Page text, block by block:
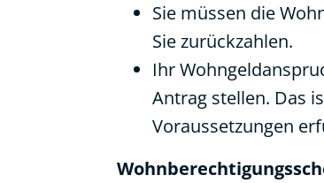
Sie müssen die
Sie zurückzahlen.
Ihr
Antrag stellen. Das
Voraussetzungen